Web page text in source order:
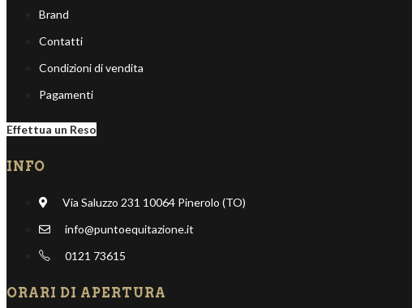
Brand
Contatti
Condizioni di vendita
Pagamenti
Effettua un Reso
INFO
Via Saluzzo 231 10064 Pinerolo (TO)
info@puntoequitazione.it
0121 73615
ORARI DI APERTURA